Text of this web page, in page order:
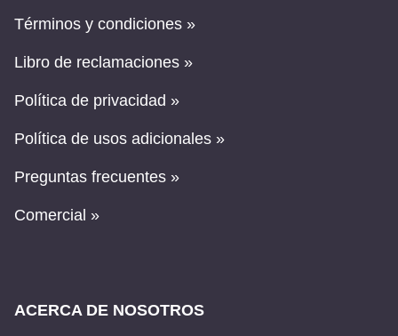
Términos y condiciones »
Libro de reclamaciones »
Política de privacidad »
Política de usos adicionales »
Preguntas frecuentes »
Comercial »
ACERCA DE NOSOTROS